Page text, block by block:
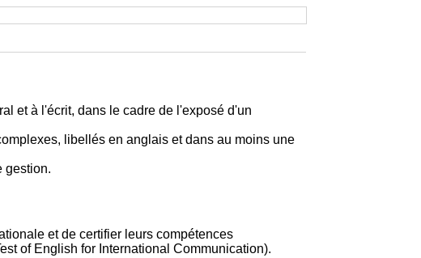
et à l'écrit, dans le cadre de l'exposé d'un
libellés en anglais et dans au moins une
gestion.
et de certifier leurs compétences
of English for International Communication).